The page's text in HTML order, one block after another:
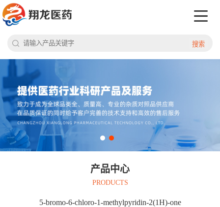
搜索
产品中心
PRODUCTS
5-bromo-6-chloro-1-methylpyridin-2(1H)-one